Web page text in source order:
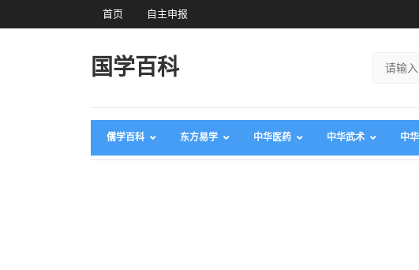
首页 自主申报
国学百科
儒学百科 东方易学 中华医药 中华武术 中